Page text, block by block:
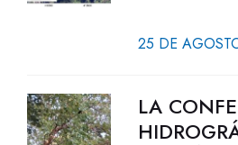
25 DE
LA